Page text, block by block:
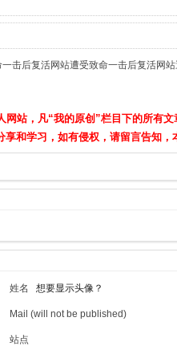
击后复活网站遭受致命一击后复活网
网站，凡“我的原创”栏目下的所有
和学习，如有侵权，请留言告知，
姓名 想要显示头像？
Mail (will not be published)
站点